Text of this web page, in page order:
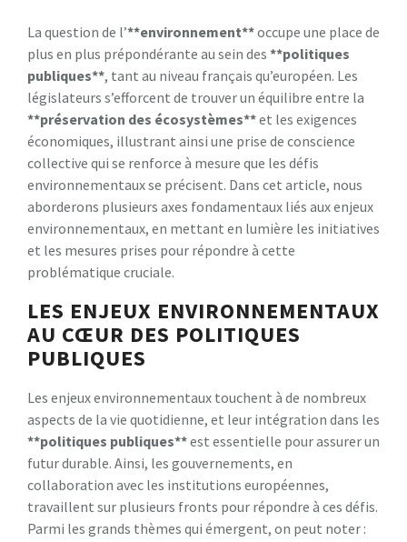
La question de l’**environnement**occupe une place de
plus en plus prépondérante au sein des **politiques
publiques**, tant au niveau français qu’européen. Les
législateurs s’efforcent de trouver un équilibre entre la
**préservation des écosystèmes**et les exigences
économiques, illustrant ainsi une prise de conscience
collective qui se renforce à mesure que les défis
environnementaux se précisent. Dans cet article, nous
aborderons plusieurs axes fondamentaux liés aux enjeux
environnementaux, en mettant en lumière les initiatives
et les mesures prises pour répondre à cette
problématique cruciale.
LES ENJEUX ENVIRONNEMENTAUX
AU CŒUR DES POLITIQUES
PUBLIQUES
Les enjeux environnementaux touchent à de nombreux
aspects de la vie quotidienne, et leur intégration dans les
**politiques publiques**est essentielle pour assurer un
futur durable. Ainsi, les gouvernements, en
collaboration avec les institutions européennes,
travaillent sur plusieurs fronts pour répondre à ces défis.
Parmi les grands thèmes qui émergent, on peut noter :